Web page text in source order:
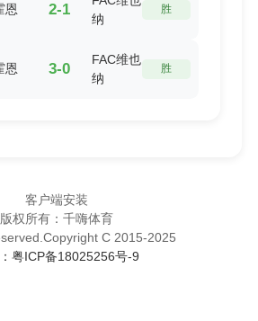
恩 2-1
纳
胜
恩 3-0
FAC维也
纳
胜
客户端安装
版权所有：千嗨体育
C 2015-2025
粤ICP备18025256号-9